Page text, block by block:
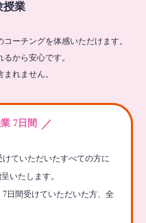
授業
ーチングを体感いただけます。
から安心です。
れません。
7日間 ／
ていただいたすべての方に
いたします。
日間受けていただいた方、全